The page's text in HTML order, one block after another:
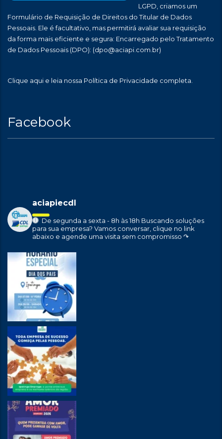
LGPD, criamos um
Formulário de Requisição de Direitos do Titular de Dados
Pessoais. Ele é facultativo, mas permitirá avaliar sua requisição
da forma mais eficiente e segura: Encarregado pelo Tratamento
de Dados Pessoais (DPO): (dpo@aciapi.com.br)
Clique aqui e leia nossa Política de Privacidade completa.
Facebook
aciapiecdl
De segunda a sexta - 8h às 18h Buscando soluções
para sua empresa? Vamos conversar, clique no link
abaixo e agende uma visita sem compromisso ↷